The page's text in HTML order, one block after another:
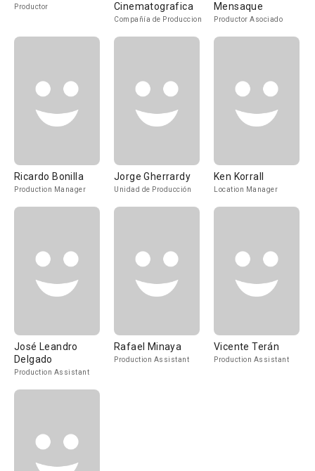
Productor
Cinematografica
Compañía de Produccion
Mensaque
Productor Asociado
Ricardo Bonilla
Production Manager
Jorge Gherrardy
Unidad de Producción
Ken Korrall
Location Manager
José Leandro
Delgado
Production Assistant
Rafael Minaya
Production Assistant
Vicente Terán
Production Assistant